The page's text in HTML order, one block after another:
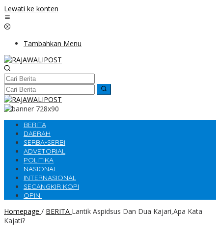
Lewati ke konten
Tambahkan Menu
BERITA
DAERAH
SERBA-SERBI
ADVETORIAL
POLITIKA
NASIONAL
INTERNASIONAL
SECANGKIR KOPI
OPINI
Homepage / BERITA Lantik Aspidsus Dan Dua Kajari,Apa Kata
Kajati?